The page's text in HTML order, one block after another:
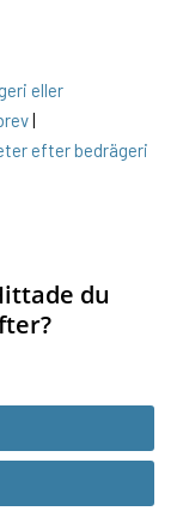
eller
efter bedrägeri
du